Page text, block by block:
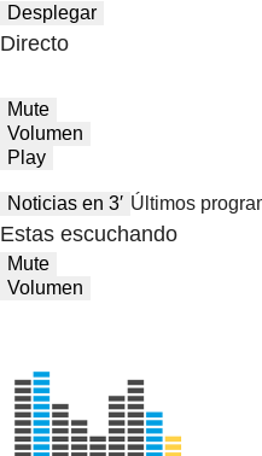
Desplegar
Directo
Mute
Volumen
Play
Noticias en 3′ Últimos
Estas escuchando
Mute
Volumen